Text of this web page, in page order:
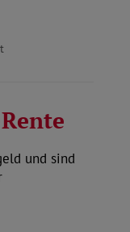
und sind